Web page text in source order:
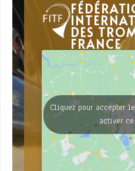
DES
FRANCE
Cliquez pour accepter
activer